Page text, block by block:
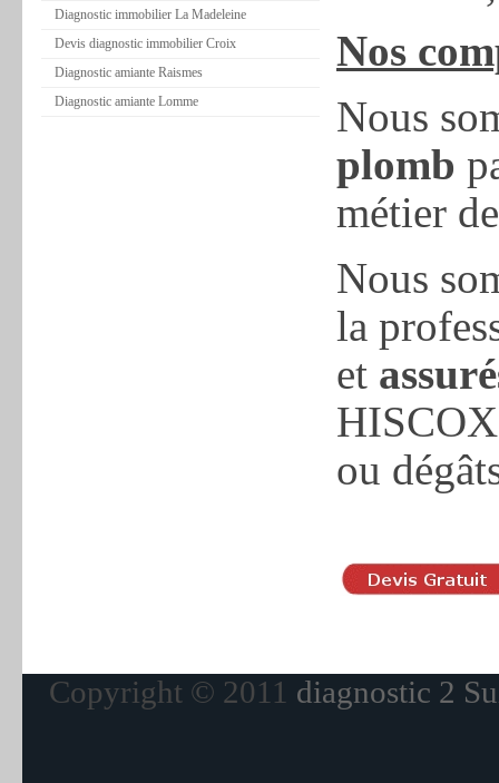
Diagnostic immobilier La Madeleine
Devis diagnostic immobilier Croix
Diagnostic amiante Raismes
Diagnostic amiante Lomme
Nos
Nous
plomb
métier
Nous
la
et
ou
Copyright © 2011 diagnostic 2